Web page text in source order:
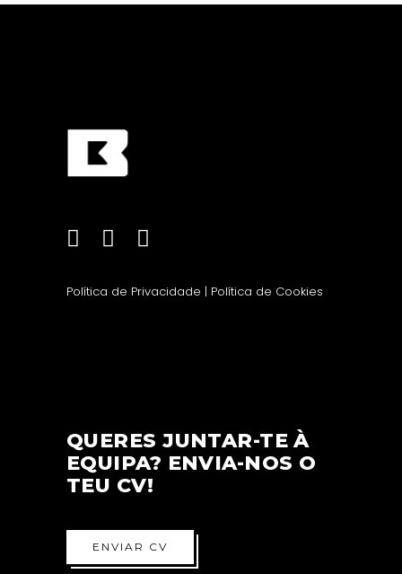
Política de Privacidade | Política de Cookies
QUERES JUNTAR-TE À
EQUIPA? ENVIA-NOS O
TEU CV!
ENVIAR CV